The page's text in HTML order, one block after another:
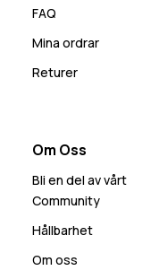
FAQ
Mina ordrar
Returer
Om Oss
Bli en del av vårt
Community
Hållbarhet
Om oss